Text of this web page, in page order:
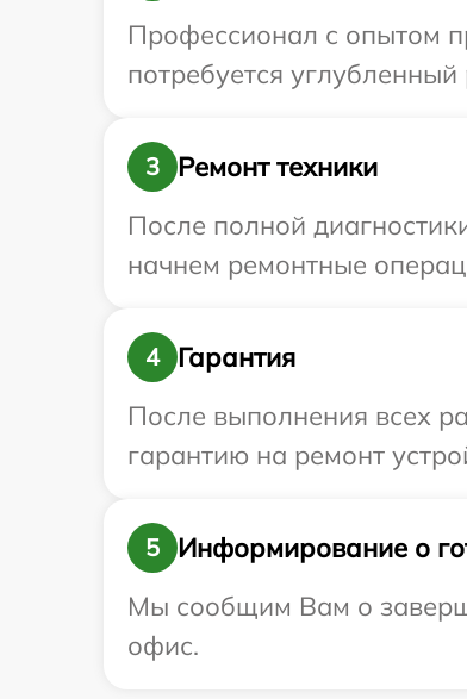
Профессионал с опытом
потребуется
3
Ремонт техники
После полной
начнем ремонтные
4
Гарантия
После выполнения всех
гарантию на ремонт
5
Информирование о
Мы сообщим Вам о
офис.